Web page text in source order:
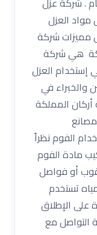
مع أفضل مواد العزل
شامل مميزات شركة
هي شركة
إستخدام العزل
والخبراء في
المملكة
الفوم نظراً
مادة الفوم
أو فواصل
تستخدم
على الإطلاق
التواصل مع